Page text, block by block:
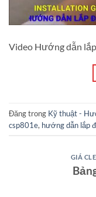
Video Hướng dẫn
Đăng trong Kỹ thuật -
csp801e, hướng dẫn lắp
GIÁ